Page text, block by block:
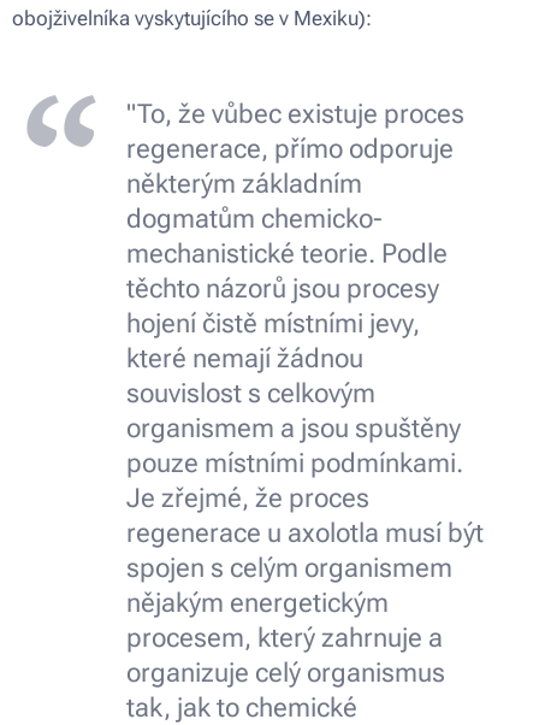
obojživelníka vyskytujícího se v Mexiku):
"To, že vůbec existuje proces
regenerace, přímo odporuje
některým základním
dogmatům chemicko-
mechanistické teorie. Podle
těchto názorů jsou procesy
hojení čistě místními jevy,
které nemají žádnou
souvislost s celkovým
organismem a jsou spuštěny
pouze místními podmínkami.
Je zřejmé, že proces
regenerace u axolotla musí být
spojen s celým organismem
nějakým energetickým
procesem, který zahrnuje a
organizuje celý organismus
tak, jak to chemické